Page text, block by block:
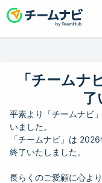
「チームナ
了
平素より「チームナビ
いました。
「チームナビ」は
終了いたしました。
長らくのご愛顧に心よ